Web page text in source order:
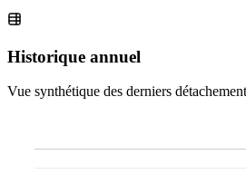
Historique annuel
Vue synthétique des derniers